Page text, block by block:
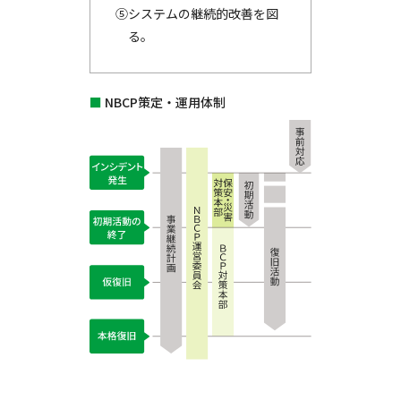
⑤システムの継続的改善を図
る。
■ NBCP策定・運用体制